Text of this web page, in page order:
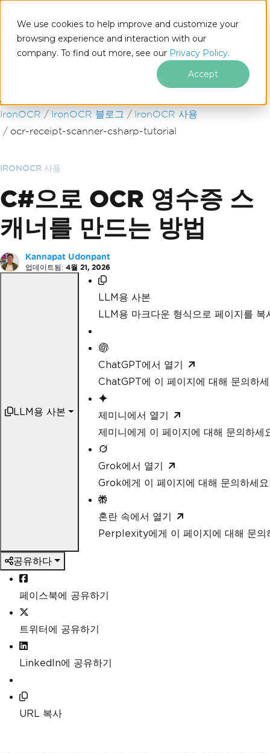
We use cookies to help improve and customize your
browsing experience and interaction with our
company. To find out more, see our Privacy Policy.
Accept
푸터 콘텐츠로 바로가기
IronOCR IronOCR 블로그
IronOCR 사용
ocr-receipt-scanner-csharp-tutorial
IRONOCR 사용
C#으로 OCR 영수증 스
캐너를 만드는 방법
Kannapat Udonpant
업데이트됨: 4월 21, 2026
LLM용 사본
LLM용 사본
LLM용 마크다운 형식으로 페이지를 복
ChatGPT에서 열기
ChatGPT에 이 페이지에 대해 문의하
제미니에서 열기
제미니에게 이 페이지에 대해 문의하세
Grok에서 열기
Grok에게 이 페이지에 대해 문의하세요
혼란 속에서 열기
Perplexity에게 이 페이지에 대해 문의
공유하다
페이스북에 공유하기
트위터에 공유하기
LinkedIn에 공유하기
URL 복사